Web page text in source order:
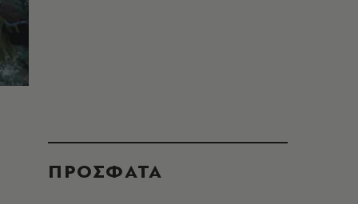
ΠΡΟΣΦΑΤΑ